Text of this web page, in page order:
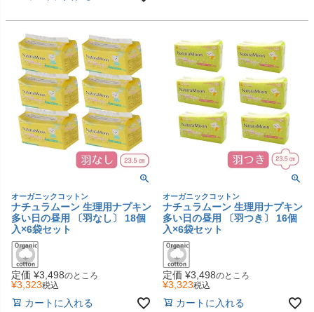
オーガニックコットン
ナチュラムーン 生理用ナプキン
多い日の昼用 〔羽なし〕 18個
入×6袋セット
定価 ¥3,498のところ
¥3,323税込
カートに入れる
オーガニックコットン
ナチュラムーン 生理用ナプキン
多い日の昼用 〔羽つき〕 16個
入×6袋セット
定価 ¥3,498のところ
¥3,323税込
カートに入れる